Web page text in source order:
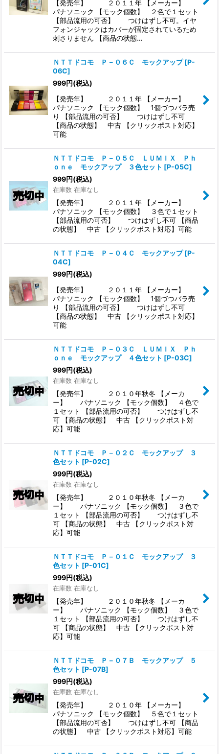
【発売年】 ２０１１年 【メーカー】
パナソニック 【モック個数】 ２色で１セット
【部品流用の可否】 つけはずし不可。イヤ
フォンジャックはカバーが固定されているため
刺さりません 【商品の状態…
ＮＴＴドコモ Ｐ－０６Ｃ モックアップ [P-
06C]
999円(税込)
【発売年】 ２０１１年 【メーカー】
パナソニック 【モック個数】 1個づつバラ売
り 【部品流用の可否】 つけはずし不可
【商品の状態】 中古 【クリックポスト対応】
可能
ＮＴＴドコモ Ｐ－０５Ｃ ＬＵＭＩＸ Ｐｈ
ｏｎｅ モックアップ ３色セット [P-05C]
999円(税込)
在庫数 在庫なし
【発売年】 ２０１１年 【メーカー】
パナソニック 【モック個数】 ３色で１セット
【部品流用の可否】 つけはずし不可 【商品
の状態】 中古 【クリックポスト対応】可能
ＮＴＴドコモ Ｐ－０４Ｃ モックアップ [P-
04C]
999円(税込)
【発売年】 ２０１１年 【メーカー】
パナソニック 【モック個数】 1個づつバラ売
り 【部品流用の可否】 つけはずし不可
【商品の状態】 中古 【クリックポスト対応】
可能
ＮＴＴドコモ Ｐ－０３Ｃ ＬＵＭＩＸ Ｐｈ
ｏｎｅ モックアップ ４色セット [P-03C]
999円(税込)
在庫数 在庫なし
【発売年】 ２０１０年秋冬 【メーカ
ー】 パナソニック 【モック個数】 ４色で
１セット 【部品流用の可否】 つけはずし不
可 【商品の状態】 中古 【クリックポスト対
応】可能
ＮＴＴドコモ Ｐ－０２Ｃ モックアップ ３
色セット [P-02C]
999円(税込)
在庫数 在庫なし
【発売年】 ２０１０年秋冬 【メーカ
ー】 パナソニック 【モック個数】 ３色で
１セット 【部品流用の可否】 つけはずし不
可 【商品の状態】 中古 【クリックポスト対
応】可能
ＮＴＴドコモ Ｐ－０１Ｃ モックアップ ３
色セット [P-01C]
999円(税込)
在庫数 在庫なし
【発売年】 ２０１０年秋冬 【メーカ
ー】 パナソニック 【モック個数】 ３色で
１セット 【部品流用の可否】 つけはずし不
可 【商品の状態】 中古 【クリックポスト対
応】可能
ＮＴＴドコモ Ｐ－０７Ｂ モックアップ ５
色セット [P-07B]
999円(税込)
在庫数 在庫なし
【発売年】 ２０１０年 【メーカー】
パナソニック 【モック個数】 ５色で１セット
【部品流用の可否】 つけはずし不可 【商品
の状態】 中古 【クリックポスト対応】可能